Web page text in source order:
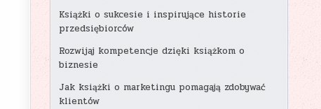
Książki o sukcesie i inspirujące historie
przedsiębiorców
Rozwijaj kompetencje dzięki książkom o
biznesie
Jak książki o marketingu pomagają zdobywać
klientów